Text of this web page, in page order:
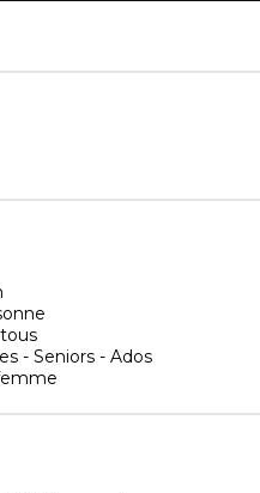
- Seniors - Ados